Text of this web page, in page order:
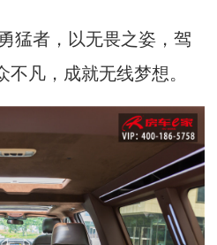
猛者，以无畏之姿，驾
凡，成就无线梦想。